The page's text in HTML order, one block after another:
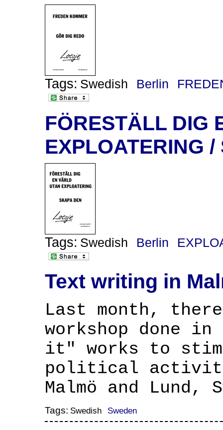
Tags: Swedish Berlin
FÖRESTÄLL DIG
EXPLOATERING
Tags: Swedish Berlin
Text writing in
Last month,
workshop done in
it" works to
political activity
Malmö and Lund,
Tags: Swedish Sweden